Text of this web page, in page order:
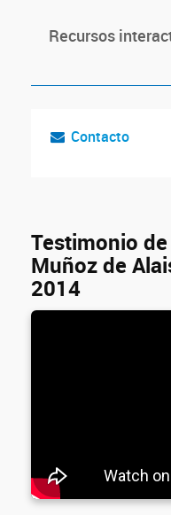
Recursos
Contacto
Testimonio
Muñoz de
2014